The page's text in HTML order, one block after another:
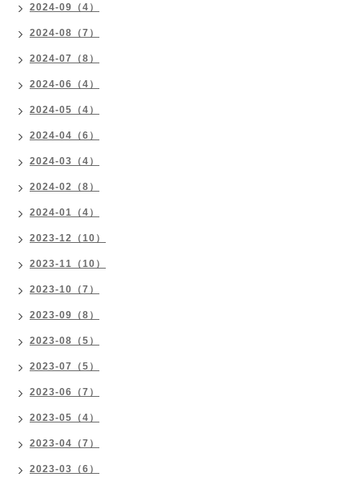
2024-09（4）
2024-08（7）
2024-07（8）
2024-06（4）
2024-05（4）
2024-04（6）
2024-03（4）
2024-02（8）
2024-01（4）
2023-12（10）
2023-11（10）
2023-10（7）
2023-09（8）
2023-08（5）
2023-07（5）
2023-06（7）
2023-05（4）
2023-04（7）
2023-03（6）